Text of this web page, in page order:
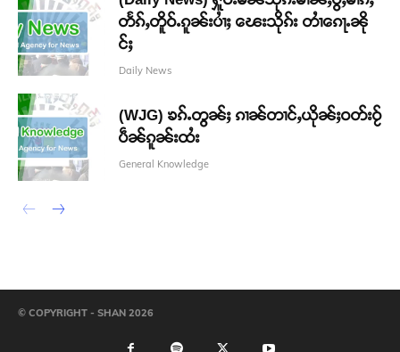
တႅၵ်ႇတိူဝ်ႉၵူၼ်းပၢႆႈ ၽေးသိုၵ်း တၢႆၵေႃႉၼို
င်ႈ
Daily News
(WJG) ၶၵ်ႉတွၼ်ႈ ၵၢၼ်တၢင်ႇယိုၼ်ႈဝတ်းဝႂ်
ပဵၼ်ၵူၼ်းထႆး
General Knowledge
© COPYRIGHT - SHAN 2026